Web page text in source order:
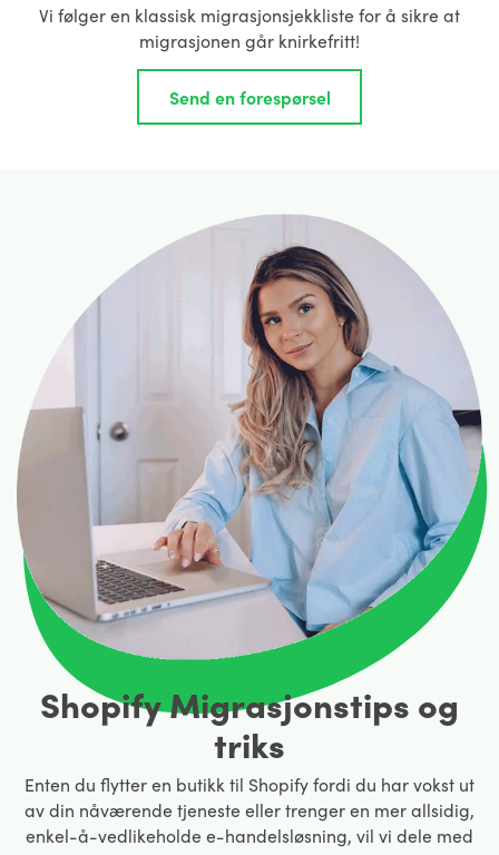
Vi følger en klassisk migrasjonsjekkliste for å sikre at
migrasjonen går knirkefritt!
Send en forespørsel
Shopify Migrasjonstips og
triks
Enten du flytter en butikk til Shopify fordi du har vokst ut
av din nåværende tjeneste eller trenger en mer allsidig,
enkel-å-vedlikeholde e-handelsløsning, vil vi dele med